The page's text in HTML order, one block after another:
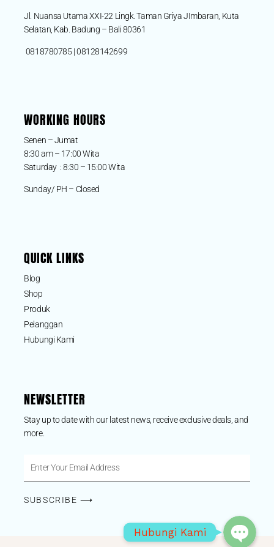
Jl. Nuansa Utama XXI-22 Lingk. Taman Griya JImbaran, Kuta
Selatan, Kab. Badung – Bali 80361
0818780785 | 08128142699
WORKING HOURS
Senen – Jumat
8:30 am – 17:00 Wita
Saturday : 8:30 – 15:00 Wita
Sunday/ PH – Closed
QUICK LINKS
Blog
Shop
Produk
Pelanggan
Hubungi Kami
NEWSLETTER
Stay up to date with our latest news, receive exclusive deals, and
more.
Address
SUBSCRIBE ⟶
Hubungi Kami